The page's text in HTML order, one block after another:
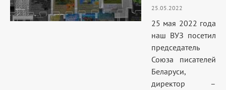
25.05.2022
25 мая 2022 года
наш ВУЗ посетил
председатель
Союза писателей
Беларуси,
директор –